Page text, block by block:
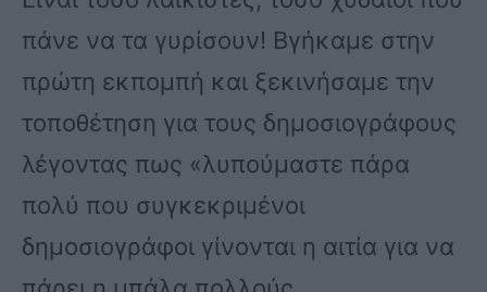
πάνε να τα γυρίσουν! Βγήκαμε στην
πρώτη εκπομπή και ξεκινήσαμε την
τοποθέτηση για τους δημοσιογράφους
λέγοντας πως «λυπούμαστε πάρα
πολύ που συγκεκριμένοι
δημοσιογράφοι γίνονται η αιτία για να